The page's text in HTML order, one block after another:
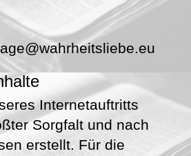
Internetauftritts
Sorgfalt und nach
erstellt. Für die